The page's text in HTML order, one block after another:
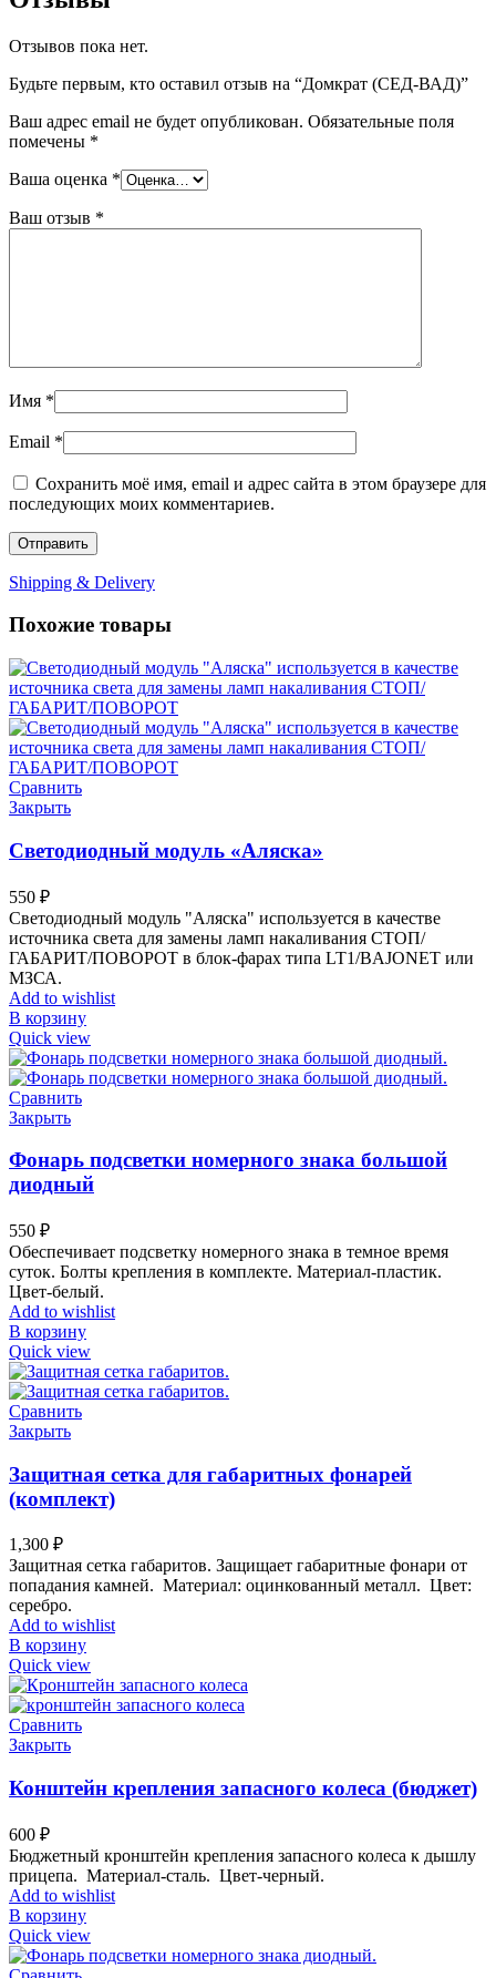
Отзывов пока нет.
Будьте первым, кто оставил отзыв на “Домкрат (СЕД-ВАД)”
Ваш адрес email не будет опубликован. Обязательные поля
помечены *
Ваша оценка *
Ваш отзыв *
Имя *
Email *
Сохранить моё имя, email и адрес сайта в этом браузере для
последующих моих комментариев.
Shipping & Delivery
Похожие товары
Сравнить
Закрыть
Светодиодный модуль «Аляска»
550 ₽
Светодиодный модуль "Аляска" используется в качестве
источника света для замены ламп накаливания СТОП/
ГАБАРИТ/ПОВОРОТ в блок-фарах типа LT1/BAJONET или
МЗСА.
Add to wishlist
В корзину
Quick view
Сравнить
Закрыть
Фонарь подсветки номерного знака большой
диодный
550 ₽
Обеспечивает подсветку номерного знака в темное время
суток. Болты крепления в комплекте. Материал-пластик.
Цвет-белый.
Add to wishlist
В корзину
Quick view
Сравнить
Закрыть
Защитная сетка для габаритных фонарей
(комплект)
1,300 ₽
Защитная сетка габаритов. Защищает габаритные фонари от
попадания камней. Материал: оцинкованный металл. Цвет:
серебро.
Add to wishlist
В корзину
Quick view
Сравнить
Закрыть
Конштейн крепления запасного колеса (бюджет)
600 ₽
Бюджетный кронштейн крепления запасного колеса к дышлу
прицепа. Материал-сталь. Цвет-черный.
Add to wishlist
В корзину
Quick view